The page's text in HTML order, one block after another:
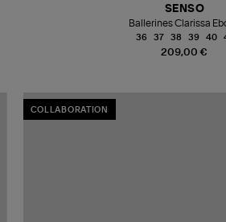
209,00 €
SENSO
Ballerines Clarissa
36 37 38 39 40
COLLABORATION